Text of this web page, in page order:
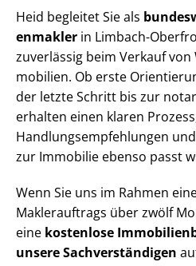
Heid begleitet Sie als
en­mak­ler in Limbach-
zuverlässig beim Verkauf
mo­bi­li­en. Ob erste
der letzte Schritt bis zur
erhalten einen klaren
Hand­lungs­emp­feh­lun­gen
zur Immobilie ebenso passt
Wenn Sie uns im Rahmen
Maklerauftrags über zwölf
eine kostenlose
unsere Sach­ver­stän­di­gen